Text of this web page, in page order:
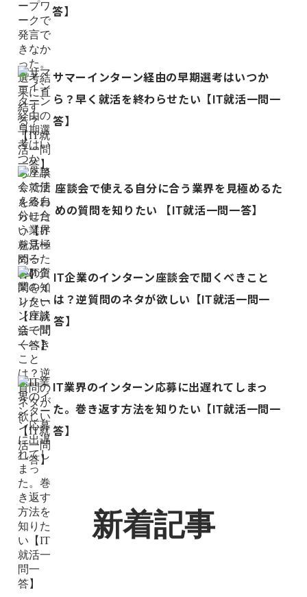
答】
サマーインターン経由の早期選考はいつか
ら？早く就活を終わらせたい【IT就活一問一
答】
座談会で使える自分に合う業界を見極めるた
めの質問を知りたい 【IT就活一問一答】
IT企業のインターン座談会で聞くべきこと
は？逆質問のネタが欲しい【IT就活一問一
答】
IT業界のインターン応募に出遅れてしまっ
た。巻き返す方法を知りたい【IT就活一問一
答】
新着記事